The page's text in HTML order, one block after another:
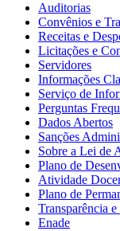
Auditorias
Convênios e
Receitas e
Licitações e
Servidores
Informações
Serviço de
Perguntas
Dados Abertos
Sanções
Sobre a Lei de
Plano de
Atividade
Plano de
Transparência
Enade